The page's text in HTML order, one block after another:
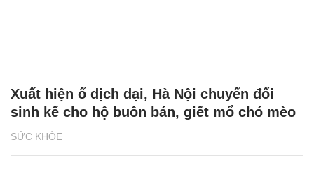
SỨC KHỎE
Xuất hiện ổ dịch dại, Hà Nội chuyển đổi
sinh kế cho hộ buôn bán, giết mổ chó mèo